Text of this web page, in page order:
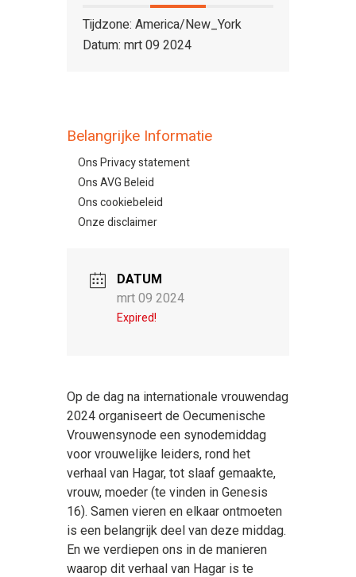
Tijdzone: America/New_York
Datum: mrt 09 2024
Belangrijke Informatie
Ons Privacy statement
Ons AVG Beleid
Ons cookiebeleid
Onze disclaimer
DATUM
mrt 09 2024
Expired!
Op de dag na internationale vrouwendag
2024 organiseert de Oecumenische
Vrouwensynode een synodemiddag
voor vrouwelijke leiders, rond het
verhaal van Hagar, tot slaaf gemaakte,
vrouw, moeder (te vinden in Genesis
16). Samen vieren en elkaar ontmoeten
is een belangrijk deel van deze middag.
En we verdiepen ons in de manieren
waarop dit verhaal van Hagar is te